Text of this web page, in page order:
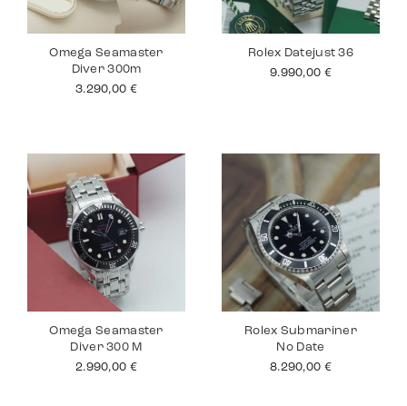
Omega Seamaster
Diver 300m
3.290,00 €
Rolex Datejust 36
9.990,00 €
Omega Seamaster
Diver 300 M
2.990,00 €
Rolex Submariner
No Date
8.290,00 €